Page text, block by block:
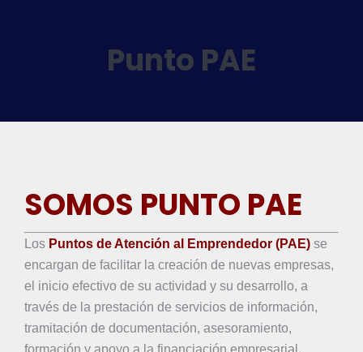
Punto PAE
SOMOS PUNTO PAE
Los Puntos de Atención al Emprendedor (PAE) se
encargan de facilitar la creación de nuevas empresas,
el inicio efectivo de su actividad y su desarrollo, a
través de la prestación de servicios de información,
tramitación de documentación, asesoramiento,
formación y apoyo a la financiación empresarial.